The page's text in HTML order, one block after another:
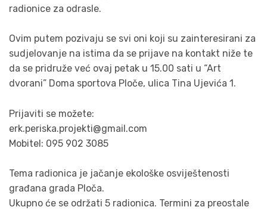
radionice za odrasle.
Ovim putem pozivaju se svi oni koji su zainteresirani za
sudjelovanje na istima da se prijave na kontakt niže te
da se pridruže već ovaj petak u 15.00 sati u “Art
dvorani” Doma sportova Ploče, ulica Tina Ujevića 1.
Prijaviti se možete:
erk.periska.projekti@gmail.com
Mobitel: 095 902 3085
Tema radionica je jačanje ekološke osviještenosti
građana grada Ploča.
Ukupno će se održati 5 radionica. Termini za preostale